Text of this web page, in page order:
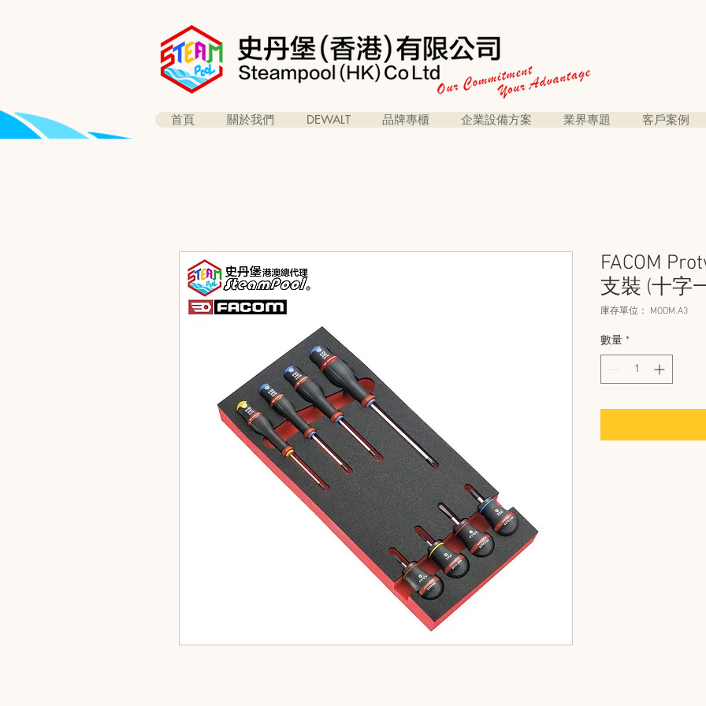
首頁 關於我們 DEWALT 品牌專櫃 企業設備方案 業界專題 客戶案例
FACOM
支裝 (十字
庫存單位： MODM.A3
數量 *